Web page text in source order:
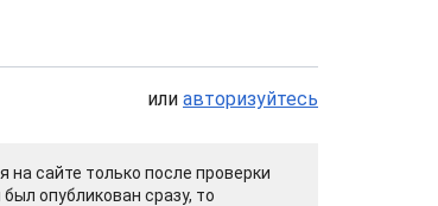
или авторизуйтесь
сайте только после проверки
опубликован сразу, то